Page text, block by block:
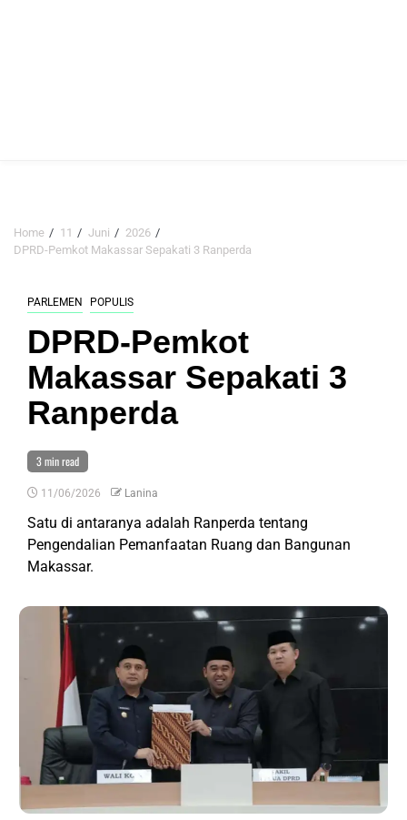
Home 11 Juni
2026
DPRD-Pemkot Makassar Sepakati 3 Ranperda
PARLEMEN POPULIS
DPRD-Pemkot
Makassar Sepakati 3
Ranperda
3 min read
11/06/2026 Lanina
Satu di antaranya adalah Ranperda tentang
Pengendalian Pemanfaatan Ruang dan Bangunan
Makassar.